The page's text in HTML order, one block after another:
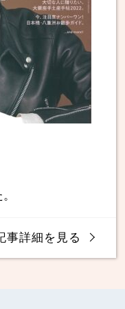
事詳細を見る